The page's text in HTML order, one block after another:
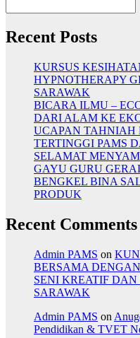
Recent Posts
KURSUS
HYPNOTHERAPY
SARAWAK
BICARA ILMU –
DARI ALAM KE
UCAPAN TAHNIAH
TERTINGGI PAMS
SELAMAT
GAYU GURU
BENGKEL BINA
PRODUK
Recent Comments
Admin PAMS on
BERSAMA
SENI KREATIF
SARAWAK
Admin PAMS on
Pendidikan & TVET